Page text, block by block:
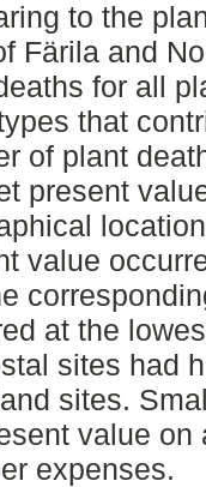
to the
Färila and
for all
that
of plant
present
value
at the
sites had
sites.
value
expenses.